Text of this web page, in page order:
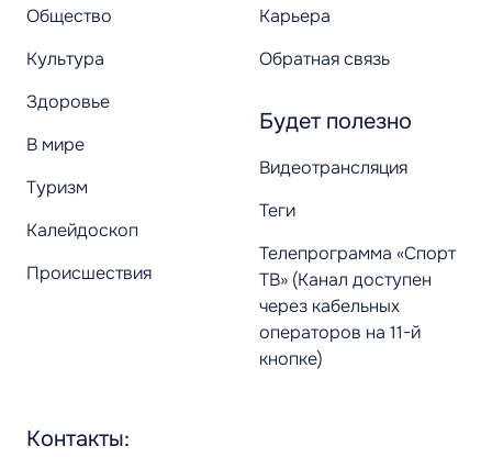
Общество
Культура
Здоровье
В мире
Туризм
Калейдоскоп
Происшествия
Карьера
Обратная связь
Будет полезно
Видеотрансляция
Теги
Телепрограмма «Спорт
ТВ» (Канал доступен
через кабельных
операторов на 11-й
кнопке)
Контакты: